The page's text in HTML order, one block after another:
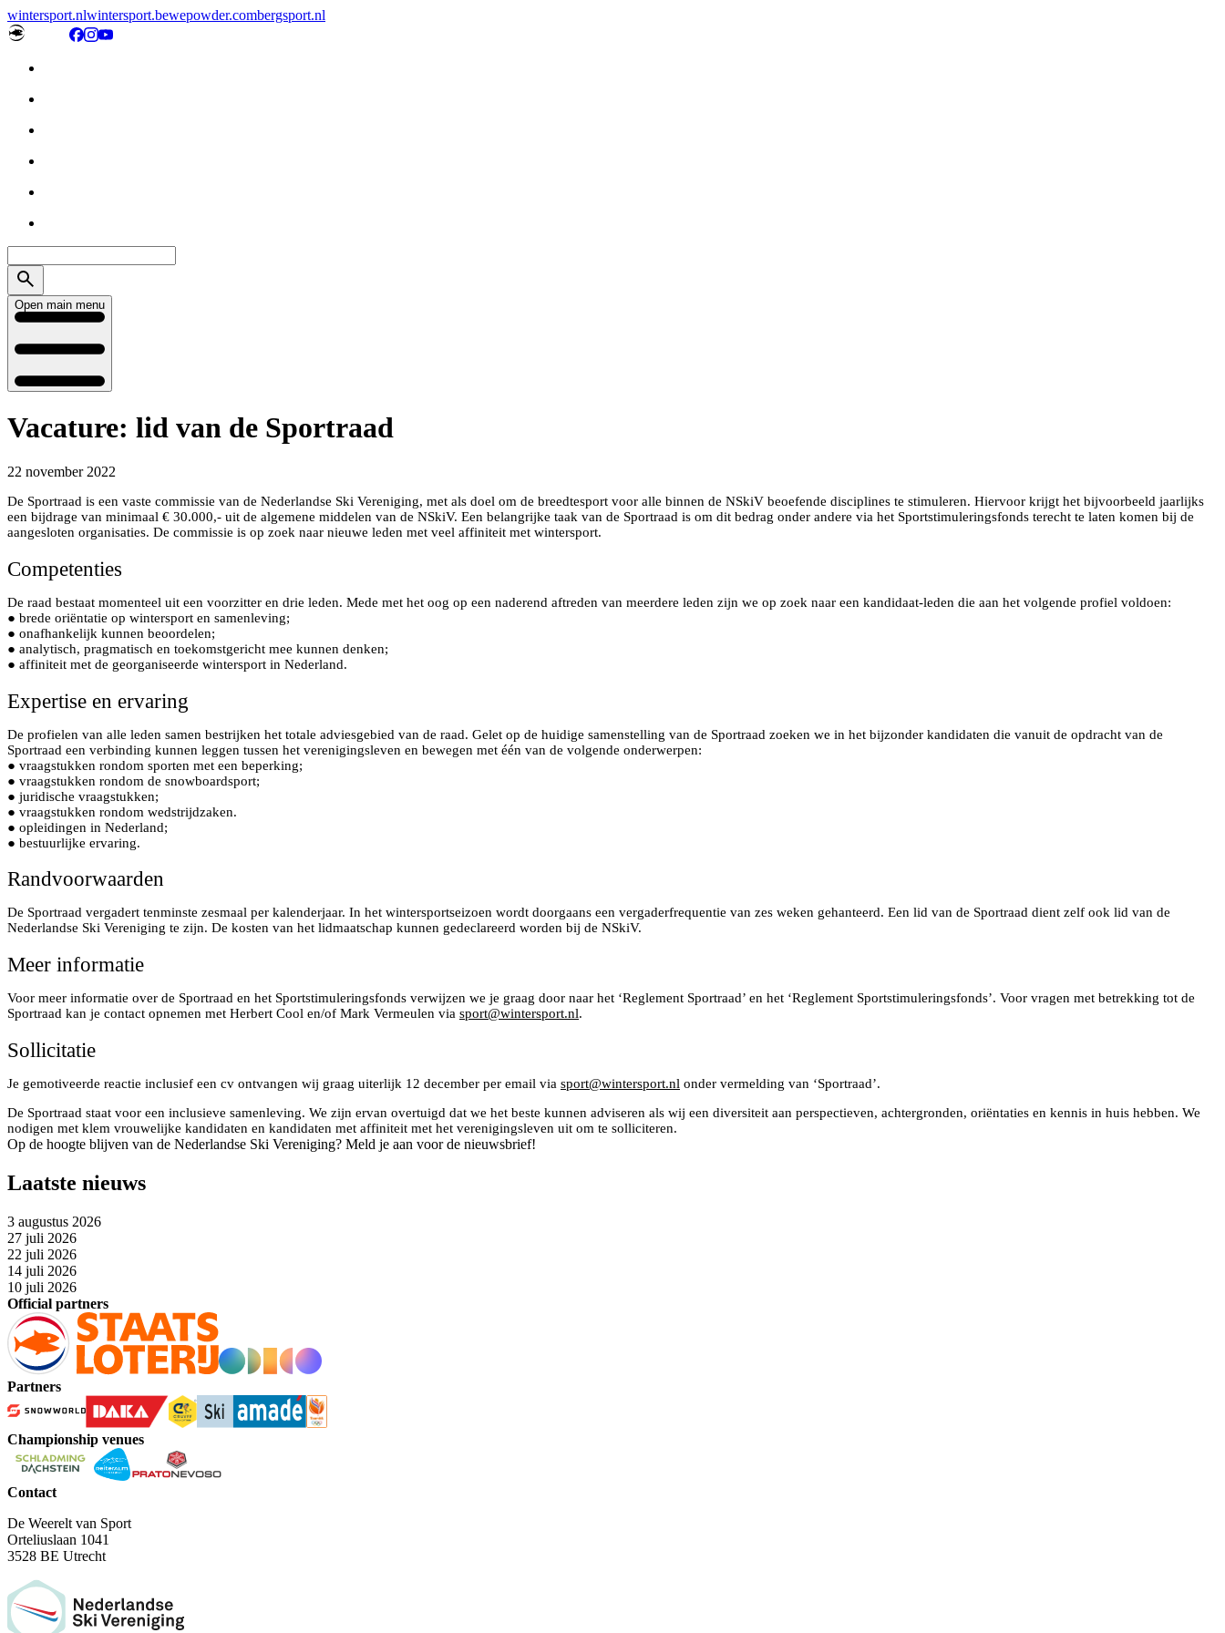
wintersport.nlwintersport.bewepowder.combergsport.nl
Open main menu
Vacature: lid van de Sportraad
22 november 2022
De Sportraad is een vaste commissie van de Nederlandse Ski Vereniging, met als doel om de breedtesport voor alle binnen de NSkiV beoefende disciplines te stimuleren. Hiervoor krijgt het bijvoorbeeld jaarlijks
een bijdrage van minimaal € 30.000,- uit de algemene middelen van de NSkiV. Een belangrijke taak van de Sportraad is om dit bedrag onder andere via het Sportstimuleringsfonds terecht te laten komen bij de
aangesloten organisaties. De commissie is op zoek naar nieuwe leden met veel affiniteit met wintersport.
Competenties
De raad bestaat momenteel uit een voorzitter en drie leden. Mede met het oog op een naderend aftreden van meerdere leden zijn we op zoek naar een kandidaat-leden die aan het volgende profiel voldoen:
● brede oriëntatie op wintersport en samenleving;
● onafhankelijk kunnen beoordelen;
● analytisch, pragmatisch en toekomstgericht mee kunnen denken;
● affiniteit met de georganiseerde wintersport in Nederland.
Expertise en ervaring
De profielen van alle leden samen bestrijken het totale adviesgebied van de raad. Gelet op de huidige samenstelling van de Sportraad zoeken we in het bijzonder kandidaten die vanuit de opdracht van de
Sportraad een verbinding kunnen leggen tussen het verenigingsleven en bewegen met één van de volgende onderwerpen:
● vraagstukken rondom sporten met een beperking;
● vraagstukken rondom de snowboardsport;
● juridische vraagstukken;
● vraagstukken rondom wedstrijdzaken.
● opleidingen in Nederland;
● bestuurlijke ervaring.
Randvoorwaarden
De Sportraad vergadert tenminste zesmaal per kalenderjaar. In het wintersportseizoen wordt doorgaans een vergaderfrequentie van zes weken gehanteerd. Een lid van de Sportraad dient zelf ook lid van de
Nederlandse Ski Vereniging te zijn. De kosten van het lidmaatschap kunnen gedeclareerd worden bij de NSkiV.
Meer informatie
Voor meer informatie over de Sportraad en het Sportstimuleringsfonds verwijzen we je graag door naar het ‘Reglement Sportraad’ en het ‘Reglement Sportstimuleringsfonds’. Voor vragen met betrekking tot de
Sportraad kan je contact opnemen met Herbert Cool en/of Mark Vermeulen via sport@wintersport.nl.
Sollicitatie
Je gemotiveerde reactie inclusief een cv ontvangen wij graag uiterlijk 12 december per email via sport@wintersport.nl onder vermelding van ‘Sportraad’.
De Sportraad staat voor een inclusieve samenleving. We zijn ervan overtuigd dat we het beste kunnen adviseren als wij een diversiteit aan perspectieven, achtergronden, oriëntaties en kennis in huis hebben. We
nodigen met klem vrouwelijke kandidaten en kandidaten met affiniteit met het verenigingsleven uit om te solliciteren.
Op de hoogte blijven van de Nederlandse Ski Vereniging? Meld je aan voor de nieuwsbrief!
Laatste nieuws
3 augustus 2026
27 juli 2026
22 juli 2026
14 juli 2026
10 juli 2026
Official partners
Partners
Championship venues
Contact
De Weerelt van Sport
Orteliuslaan 1041
3528 BE Utrecht